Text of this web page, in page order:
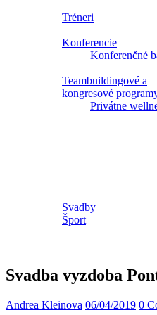
Tréneri
Konferencie
Konferenčné
Teambuildingové a
kongresové
Privátne
Svadby
Šport
Svadba vyzdoba
Andrea Kleinova 06/04/2019 0